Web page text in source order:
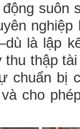
suôn
nghiệp
là lập
thu thập
chuẩn bị
cho